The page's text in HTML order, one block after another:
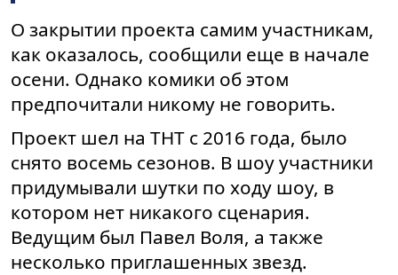
О закрытии проекта самим участникам,
как оказалось, сообщили еще в начале
осени. Однако комики об этом
предпочитали никому не говорить.
Проект шел на ТНТ с 2016 года, было
снято восемь сезонов. В шоу участники
придумывали шутки по ходу шоу, в
котором нет никакого сценария.
Ведущим был Павел Воля, а также
несколько приглашенных звезд.